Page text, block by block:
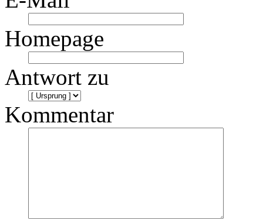
Homepage
Antwort zu
Kommentar